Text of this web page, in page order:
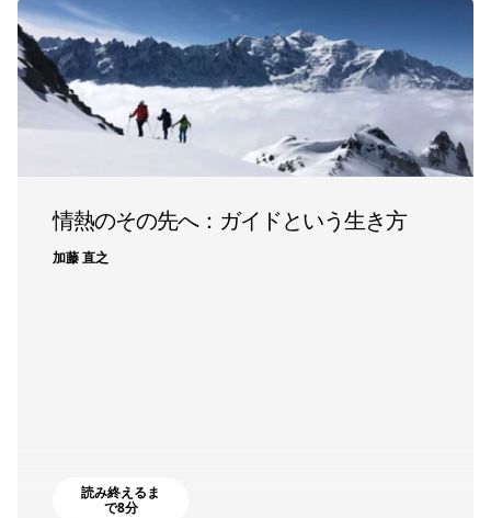
情熱のその先へ：ガイドという生き方
加藤 直之
読み終えるま
で8分